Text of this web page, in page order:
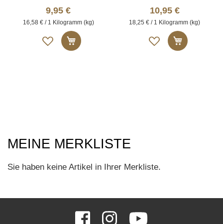
9,95 €
16,58 € / 1 Kilogramm (kg)
Auf
die
In den Warenkorb
10,95 €
18,25 € / 1 Kilogramm (kg)
Auf
die
In den
MEINE MERKLISTE
Sie haben keine Artikel in Ihrer Merkliste.
FacebookInstagramYouTube